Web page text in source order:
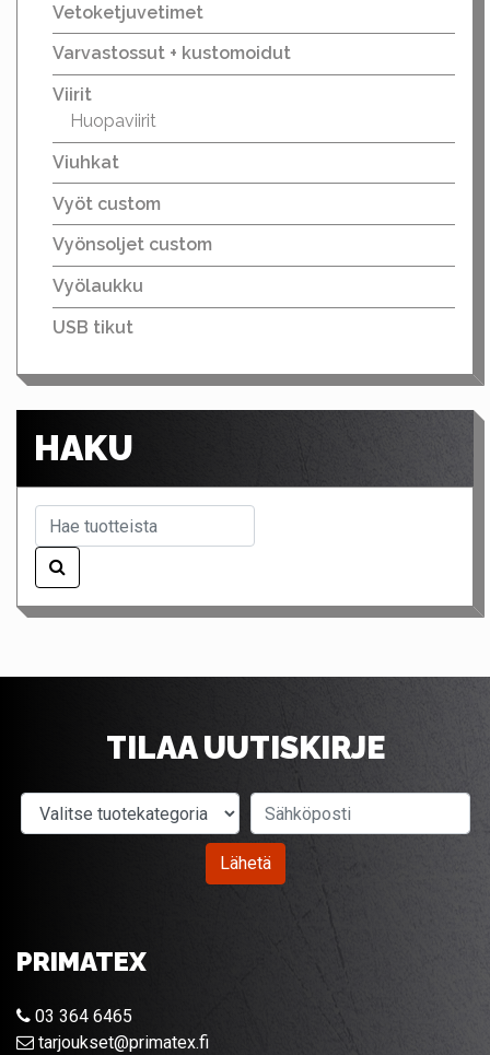
Vetoketjuvetimet
Varvastossut + kustomoidut
Viirit
Huopaviirit
Viuhkat
Vyöt custom
Vyönsoljet custom
Vyölaukku
USB tikut
HAKU
TILAA UUTISKIRJE
Valitse tuotekategoria
Lähetä
PRIMATEX
03 364 6465
tarjoukset@primatex.fi